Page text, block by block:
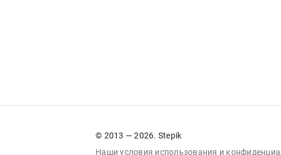
© 2013 — 2026. Stepik
Наши условия использования и